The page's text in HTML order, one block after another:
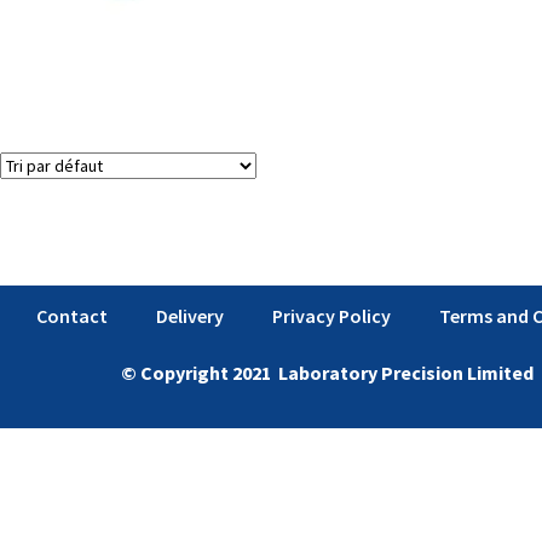
Contact Delivery Privacy Policy Terms and
© Copyright 2021 Laboratory Precision Limited